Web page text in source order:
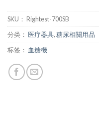
SKU： Rightest-700SB
分类： 医疗器具,糖尿相關用品
标签： 血糖機